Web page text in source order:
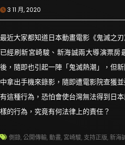
3 11 月, 2020
最近大家都知道日本動畫電影《鬼滅之
已經刷新宮崎駿、新海誠兩大導演票
後，隨即也引起一陣「鬼滅熱潮」，但
中拿出手機來錄影，隨即遭電影院查獲
有這種行為，恐怕會使台灣無法得到日
樣的行為，究竟有何法律上的責任？
側錄,公開傳輸,動畫, 宮崎駿,支持正版,新海